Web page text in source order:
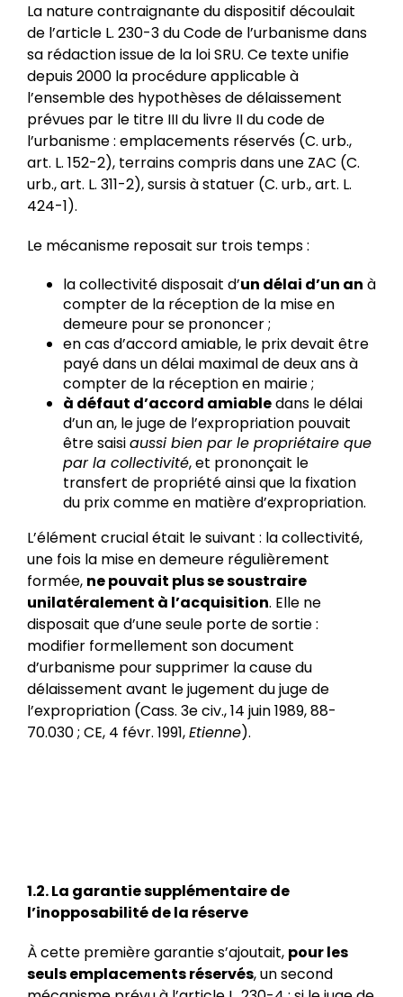
La nature contraignante du dispositif découlait
de l’article L. 230-3 du Code de l’urbanisme dans
sa rédaction issue de la loi SRU. Ce texte unifie
depuis 2000 la procédure applicable à
l’ensemble des hypothèses de délaissement
prévues par le titre III du livre II du code de
l’urbanisme : emplacements réservés (C. urb.,
art. L. 152-2), terrains compris dans une ZAC (C.
urb., art. L. 311-2), sursis à statuer (C. urb., art. L.
424-1).
Le mécanisme reposait sur trois temps :
la collectivité disposait d’un délai d’un an à
compter de la réception de la mise en
demeure pour se prononcer ;
en cas d’accord amiable, le prix devait être
payé dans un délai maximal de deux ans à
compter de la réception en mairie ;
à défaut d’accord amiabledans le délai
d’un an, le juge de l’expropriation pouvait
être saisiaussi bien par le propriétaire que
par la collectivité, et prononçait le
transfert de propriété ainsi que la fixation
du prix comme en matière d’expropriation.
L’élément crucial était le suivant : la collectivité,
une fois la mise en demeure régulièrement
formée, ne pouvait plus se soustraire
unilatéralement à l’acquisition. Elle ne
disposait que d’une seule porte de sortie :
modifier formellement son document
d’urbanisme pour supprimer la cause du
délaissement avant le jugement du juge de
l’expropriation (Cass. 3e civ., 14 juin 1989, 88-
70.030 ; CE, 4 févr. 1991,Etienne).
1.2. La garantie supplémentaire de
l’inopposabilité de la réserve
À cette première garantie s’ajoutait, pour les
seuls emplacements réservés, un second